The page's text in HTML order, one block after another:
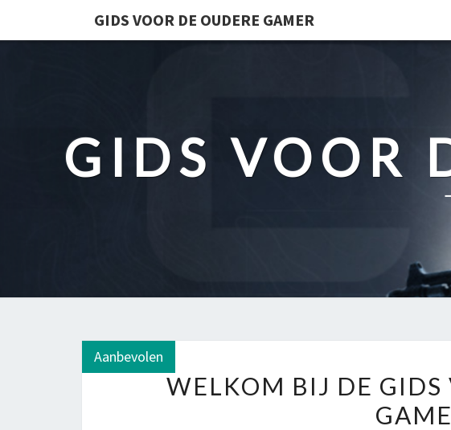
GIDS VOOR DE OUDERE GAMER
GIDS VOOR
Aanbevolen
BIJ
DE
WELKOM BIJ DE GIDS